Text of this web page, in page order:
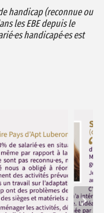
handicap (reconnue ou
les EBE depuis le
handicapé·es est